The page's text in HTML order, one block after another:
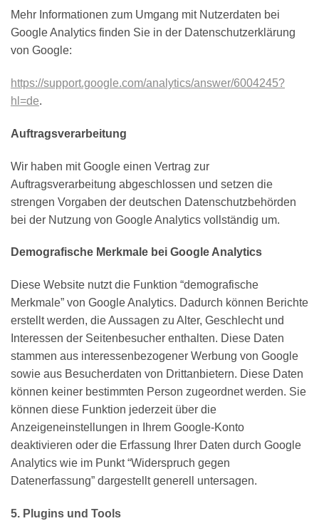
Mehr Informationen zum Umgang mit Nutzerdaten bei
Google Analytics finden Sie in der Datenschutzerklärung
von Google:
https://support.google.com/analytics/answer/6004245?
hl=de.
Auftragsverarbeitung
Wir haben mit Google einen Vertrag zur
Auftragsverarbeitung abgeschlossen und setzen die
strengen Vorgaben der deutschen Datenschutzbehörden
bei der Nutzung von Google Analytics vollständig um.
Demografische Merkmale bei Google Analytics
Diese Website nutzt die Funktion “demografische
Merkmale” von Google Analytics. Dadurch können Berichte
erstellt werden, die Aussagen zu Alter, Geschlecht und
Interessen der Seitenbesucher enthalten. Diese Daten
stammen aus interessenbezogener Werbung von Google
sowie aus Besucherdaten von Drittanbietern. Diese Daten
können keiner bestimmten Person zugeordnet werden. Sie
können diese Funktion jederzeit über die
Anzeigeneinstellungen in Ihrem Google-Konto
deaktivieren oder die Erfassung Ihrer Daten durch Google
Analytics wie im Punkt “Widerspruch gegen
Datenerfassung” dargestellt generell untersagen.
5. Plugins und Tools